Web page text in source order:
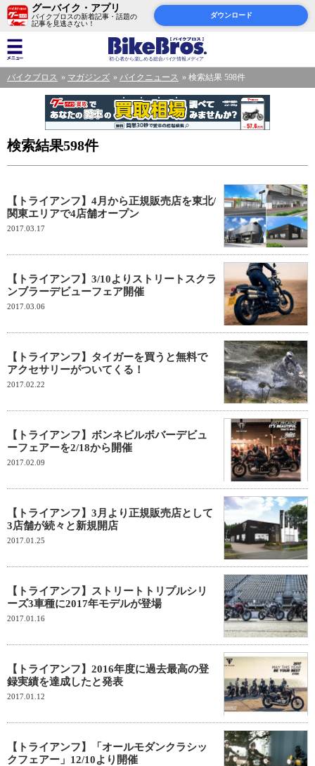
グーバイク・アプリ
バイクブロスの新着記事・話題の
記事を見逃さない！
ダウンロード
バイクブロス マガジンズ バイクニュース 検索結果 598件
検索結果598件
【トライアンフ】4月から正規販売店を東北/
関東エリアで4店舗オープン
2017.03.17
【トライアンフ】3/10よりストリートスクラ
ンブラーデビューフェア開催
2017.03.06
【トライアンフ】タイガーを買うと無料で
アクセサリーがついてくる！
2017.02.22
【トライアンフ】ボンネビルボバーデビュ
ーフェアーを2/18から開催
2017.02.09
【トライアンフ】3月より正規販売店として
3店舗が続々と新規開店
2017.01.25
【トライアンフ】ストリートトリプルシリ
ーズ3車種に2017年モデルが登場
2017.01.16
【トライアンフ】2016年度に過去最高の登
録実績を達成したと発表
2017.01.12
【トライアンフ】「オールモダンクラシッ
クフェアー」12/10より開催